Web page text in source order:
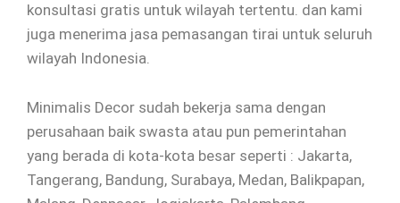
konsultasi gratis untuk wilayah tertentu. dan kami
juga menerima jasa pemasangan tirai untuk seluruh
wilayah Indonesia.
Minimalis Decor sudah bekerja sama dengan
perusahaan baik swasta atau pun pemerintahan
yang berada di kota-kota besar seperti : Jakarta,
Tangerang, Bandung, Surabaya, Medan, Balikpapan,